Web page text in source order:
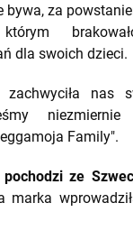
bywa, za
dla swoich dzieci.
zachwyciła nas
Family".
ze
marka